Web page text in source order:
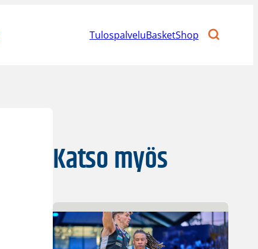
TulospalveluBasketShop
Katso myös